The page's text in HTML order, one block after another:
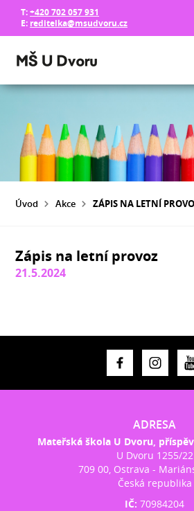
T:+420 702 057 931
E: reditelka@msudvoru.cz
Úvod Akce ZÁPIS NA LETNÍ
Zápis na letní provoz
21.5.2024
ADRESA
Mateřská škola U Dvoru,
U Dvoru 1255/22
709 00, Ostrava -
Česká republika
IČ:70984204